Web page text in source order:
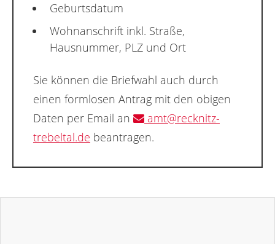
Geburtsdatum
Wohnanschrift inkl. Straße,
Hausnummer, PLZ und Ort
Sie können die Briefwahl auch durch
einen formlosen Antrag mit den obigen
Daten per Email an
amt@recknitz-
trebeltal.de beantragen.